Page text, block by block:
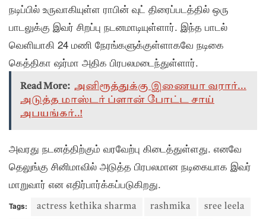
நடிப்பில் உருவாகியுள்ள ராபின் வுட் திரைப்படத்தில் ஒரு
பாடலுக்கு இவர் சிறப்பு நடனமாடியுள்ளார். இந்த பாடல்
வெளியாகி 24 மணி நேரங்களுக்குள்ளாகவே நடிகை
கெத்திகா ஷர்மா அதிக பிரபலமடைந்துள்ளார்.
Read More: அனிரூத்துக்கு இணையா வரார்...
அடுத்த மாஸ்டர் ப்ளான் போட்ட சாய்
அபயங்கர்..!
அவரது நடனத்திற்கும் வரவேற்பு கிடைத்துள்ளது. எனவே
தெலுங்கு சினிமாவில் அடுத்த பிரபலமான நடிகையாக இவர்
மாறுவார் என எதிர்பார்க்கப்படுகிறது.
Tags: actress kethika sharma rashmika sree leela